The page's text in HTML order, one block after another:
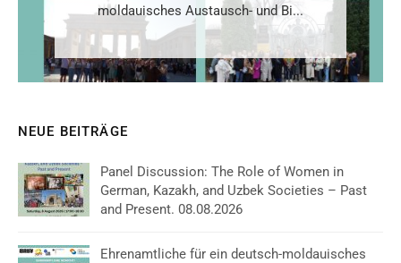
moldauisches Austausch- und Bi...
NEUE BEITRÄGE
Panel Discussion: The Role of Women in
German, Kazakh, and Uzbek Societies – Past
and Present. 08.08.2026
Ehrenamtliche für ein deutsch-moldauisches